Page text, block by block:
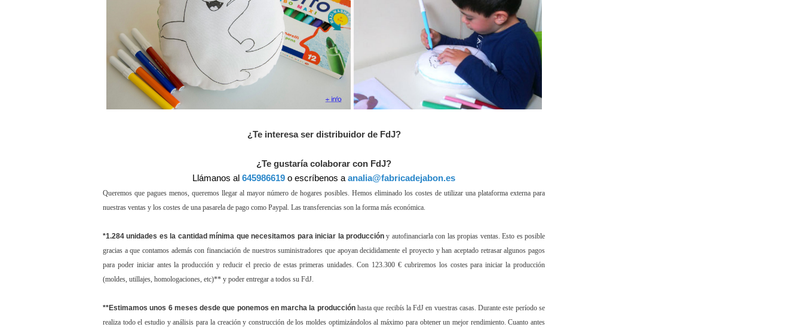
¿Te interesa ser distribuidor de FdJ?
¿Te gustaría colaborar con FdJ?
Llámanos al 645986619 o escríbenos a analia@fabricadejabon.es
Queremos que pagues menos, queremos llegar al mayor número de hogares posibles. Hemos eliminado los costes de utilizar una plataforma externa para
nuestras ventas y los costes de una pasarela de pago como Paypal. Las transferencias son la forma más económica.
*1.284 unidades es la cantidad mínima que necesitamos para iniciar la produccióny autofinanciarla con las propias ventas. Esto es posible
gracias a que contamos además con financiación de nuestros suministradores que apoyan decididamente el proyecto y han aceptado retrasar algunos pagos
para poder iniciar antes la producción y reducir el precio de estas primeras unidades. Con 123.300 € cubriremos los costes para iniciar la producción
(moldes, utillajes, homologaciones, etc)** y poder entregar a todos su FdJ.
**Estimamos unos 6 meses desde que ponemos en marcha la producciónhasta que recibís la FdJ en vuestras casas. Durante este período se
realiza todo el estudio y análisis para la creación y construcción de los moldes optimizándolos al máximo para obtener un mejor rendimiento. Cuanto antes